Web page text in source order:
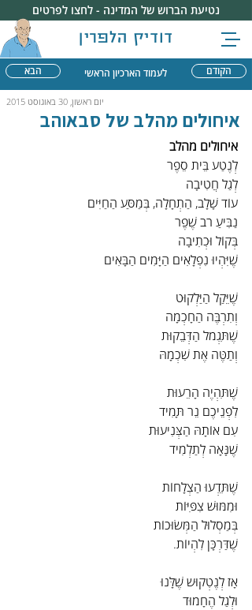
דודיק הלפרין
נטיעת הברוש של המדינה - לחצו לפרטים
הבא הקודם לעמוד הארכיון הראשי
יום ראשון, 30 באוגוסט 2015
איחולים מהלב של סבאוהב
איחולים מהלב
לְנֶטַע בֵּית סֵפֶר
לְגַל חֲטִיבָה
עוֹד שָׁלָב, הַתְחָלָה, בְּמַסַּע הַחַיִּים
נַבִּיעַ רֹב שֶׁפֶר
בְּקוֹל וּכְתִיבָה
שֶׁיִּהְיוּ נִפְלָאִים הַיָּמִים הַבָּאִים
שֶׁיֵּקַל הַיַּלְקוּט
וְתִרְבֶּה הַחָכְמָה
שֶׁתִּגְמֹל הַדְּבֵקוּת
וְתַטֶּה אֶת שִׁכְמָהּ
שֶׁתִּהְיֶה הָרֵעוּת
לִפְנֵיכֶם נֵר תָּמִיד
עִם אוֹתָהּ הַצְּנִיעוּת
שֶׁנָּאָה לְתַלְמִיד
שֶׁתֵּדְעוּ הַצְלָחוֹת
וּמִמּוּשׁ צִפִּיּוֹת
בְּמַסְלוּל הַמְּשׂוּכוֹת
שֶׁדַּרְכָּן לִהְיוֹת.
אָז לְנֶטְקוּש שֶׁלָּנוּ
וּלְגַל הֶחָמוּד